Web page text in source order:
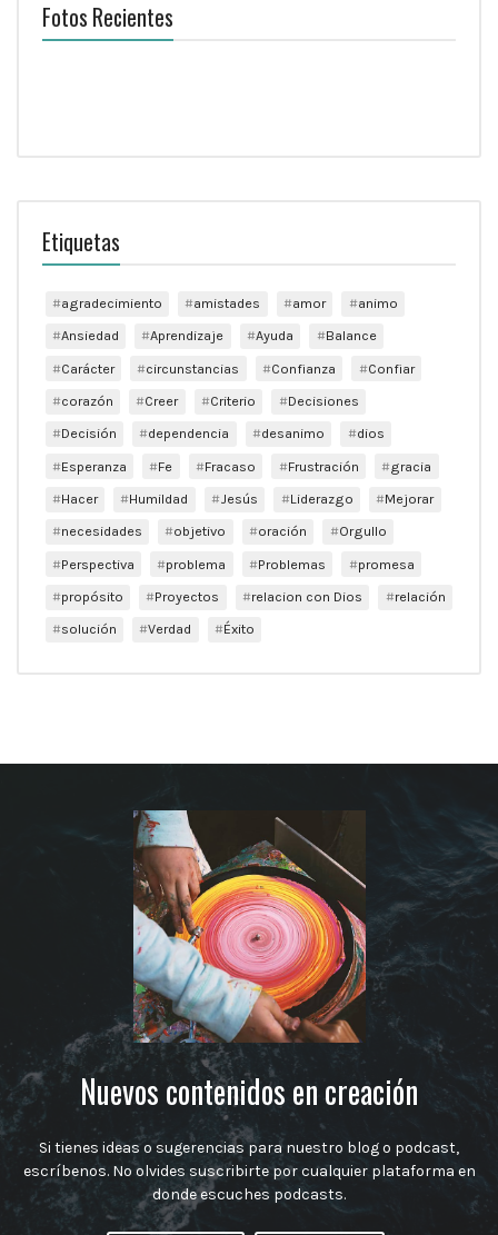
Fotos Recientes
Etiquetas
agradecimiento amistades amor
animo
Ansiedad
Aprendizaje Ayuda
Balance
Carácter
circunstancias Confianza
Confiar
corazón
Creer Criterio
Decisiones
Decisión
dependencia desanimo
dios
Esperanza
Fe Fracaso Frustración
gracia
Hacer
Humildad Jesús Liderazgo
Mejorar
necesidades
objetivo oración
Orgullo
Perspectiva
problema Problemas
promesa
propósito
Proyectos relacion con Dios
relación
solución
Verdad Éxito
Nuevos contenidos en creación
Si tienes ideas o sugerencias para nuestro blog o podcast,
escríbenos. No olvides suscribirte por cualquier plataforma en
donde escuches podcasts.